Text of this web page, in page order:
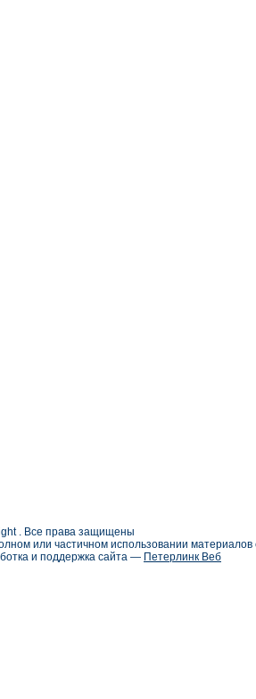
. Все права защищены
или частичном использовании
и поддержка сайта — Петерлинк Веб